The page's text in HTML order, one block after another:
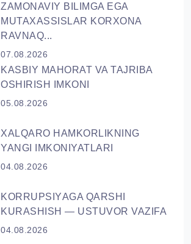
ZAMONAVIY BILIMGA EGA
MUTAXASSISLAR KORXONA
RAVNAQ...
07.08.2026
KASBIY MAHORAT VA TAJRIBA
OSHIRISH IMKONI
05.08.2026
XALQARO HAMKORLIKNING
YANGI IMKONIYATLARI
04.08.2026
KORRUPSIYАGA QARSHI
KURASHISH — USTUVOR VAZIFA
04.08.2026